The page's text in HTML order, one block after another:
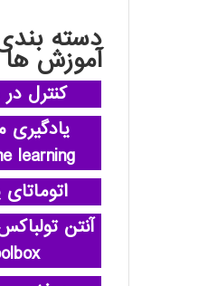
دسته
آموزش ها
کنترل
یادگیری
learning
اتوماتای